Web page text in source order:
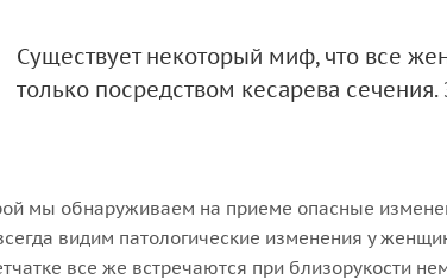
Существует некоторый миф, что все
только посредством кесарева сечения.
мы обнаруживаем на приеме опасные
видим патологические изменения у
все же встречаются при близорукости